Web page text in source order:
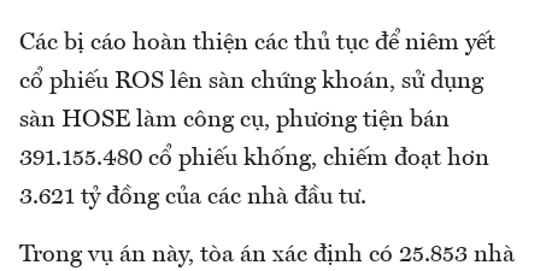
Các bị cáo hoàn thiện các thủ tục để niêm yết
cổ phiếu ROS lên sàn chứng khoán, sử dụng
sàn HOSE làm công cụ, phương tiện bán
391.155.480 cổ phiếu khống, chiếm đoạt hơn
3.621 tỷ đồng của các nhà đầu tư.
Trong vụ án này, tòa án xác định có 25.853 nhà